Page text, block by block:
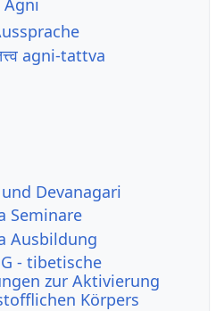
Agni
agni-tattva
Devanagari
Seminare
Ausbildung
- tibetische
zur Aktivierung
Körpers